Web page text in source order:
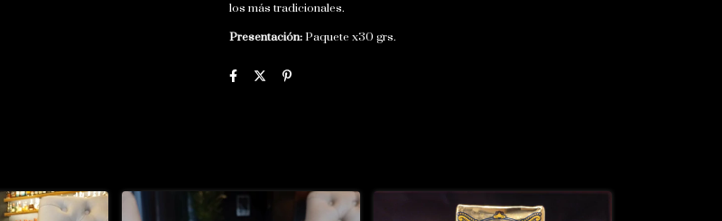
los más tradicionales.
Presentación:Paquete x30 grs.